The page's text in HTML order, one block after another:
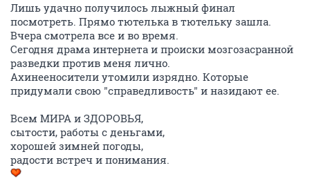
Лишь удачно получилось лыжный финал
посмотреть. Прямо тютелька в тютельку зашла.
Вчера смотрела все и во время.
Сегодня драма интернета и происки мозгозасранной
разведки против меня лично.
Ахинееносители утомили изрядно. Которые
придумали свою "справедливость" и назидают ее.
Всем МИРА и ЗДОРОВЬЯ,
сытости, работы с деньгами,
хорошей зимней погоды,
радости встреч и понимания.